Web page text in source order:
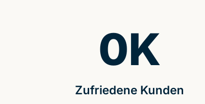
Zufriedene Kunden
0K